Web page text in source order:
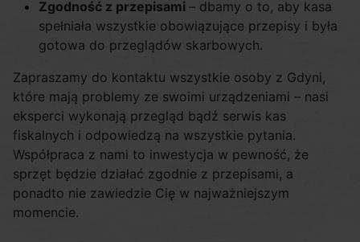
Zgodność z przepisami – dbamy o to, aby kasa
spełniała wszystkie obowiązujące przepisy i była
gotowa do przeglądów skarbowych.
Zapraszamy do kontaktu wszystkie osoby z Gdyni,
które mają problemy ze swoimi urządzeniami – nasi
eksperci wykonają przegląd bądź serwis kas
fiskalnych i odpowiedzą na wszystkie pytania.
Współpraca z nami to inwestycja w pewność, że
sprzęt będzie działać zgodnie z przepisami, a
ponadto nie zawiedzie Cię w najważniejszym
momencie.